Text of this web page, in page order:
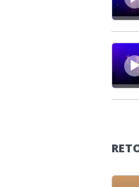
Lecteur
Lecteur